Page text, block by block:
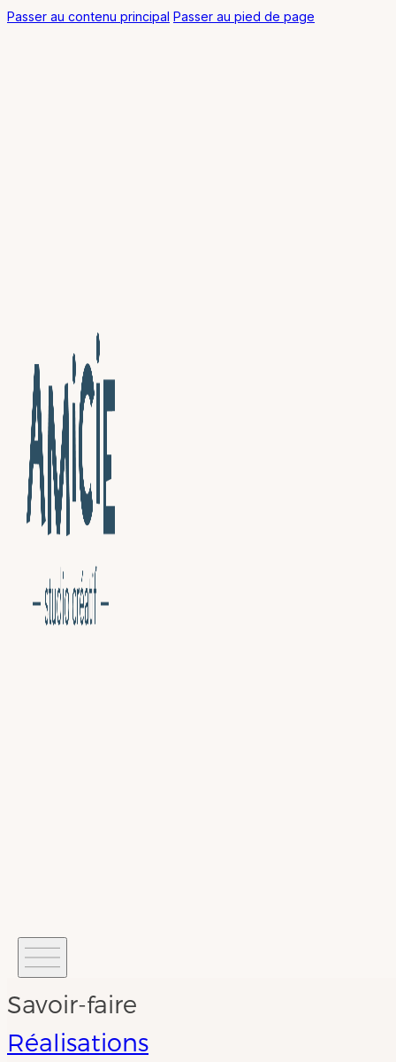
Passer au contenu principal Passer au pied de page
Savoir-faire
Réalisations